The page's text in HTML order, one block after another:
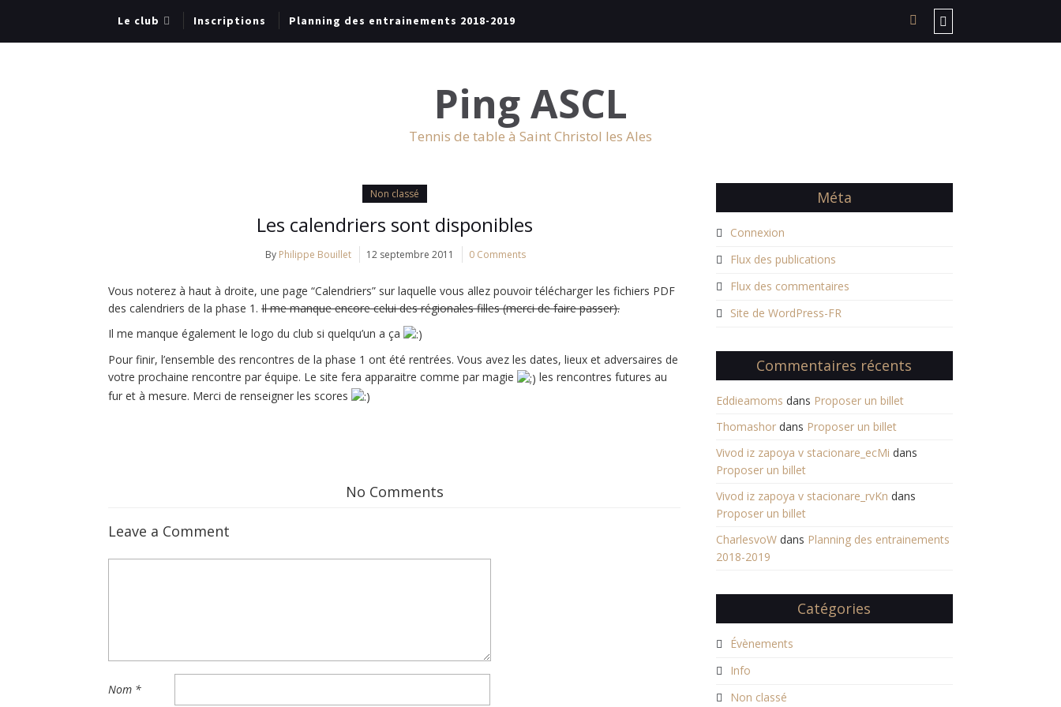
Le club Inscriptions Planning des entrainements 2018-2019
Ping ASCL
Tennis de table à Saint Christol les Ales
Non classé
Les calendriers sont disponibles
By Philippe Bouillet 12 septembre 2011 0 Comments
Vous noterez à haut à droite, une page “Calendriers” sur laquelle vous allez pouvoir télécharger les fichiers PDF
des calendriers de la phase 1. Il me manque encore celui des régionales filles (merci de faire passer).
Il me manque également le logo du club si quelqu’un a ça
Pour finir, l’ensemble des rencontres de la phase 1 ont été rentrées. Vous avez les dates, lieux et adversaires de
votre prochaine rencontre par équipe. Le site fera apparaitre comme par magie
les rencontres futures au
fur et à mesure. Merci de renseigner les scores
No Comments
Leave a Comment
Nom *
Méta
Connexion
Flux des publications
Flux des commentaires
Site de WordPress-FR
Commentaires récents
Eddieamoms dans Proposer un billet
Thomashordans Proposer un billet
Vivod iz zapoya v stacionare_ecMi dans
Proposer un billet
Vivod iz zapoya v stacionare_rvKn dans
Proposer un billet
CharlesvoWdans Planning des entrainements
2018-2019
Catégories
Évènements
Info
Non classé